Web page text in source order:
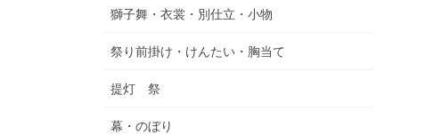
獅子舞・衣裳・別仕立・小物
祭り前掛け・けんたい・胸当て
提灯 祭
幕・のぼり